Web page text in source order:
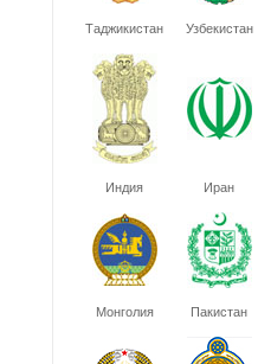
Таджикистан Узбекистан
Индия Иран
Монголия Пакистан